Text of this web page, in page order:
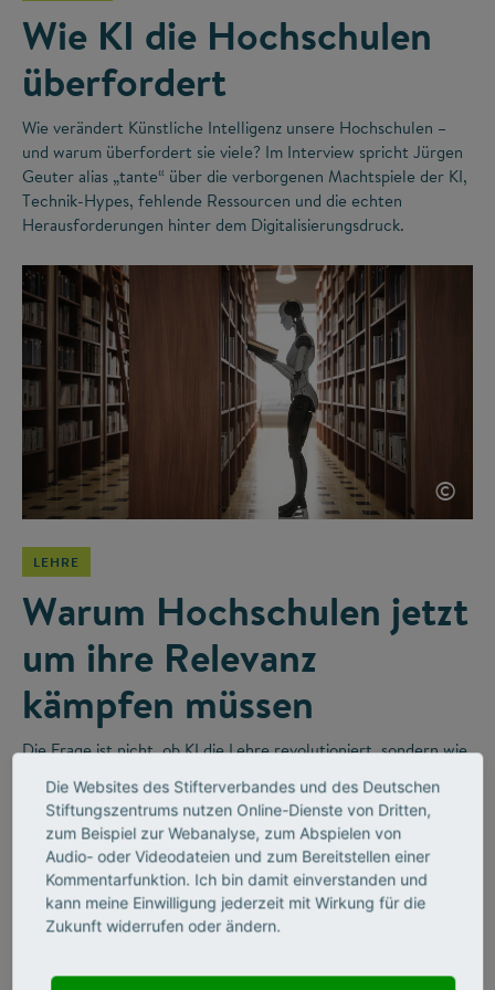
Wie KI die Hochschulen
überfordert
Wie verändert Künstliche Intelligenz unsere Hochschulen –
und warum überfordert sie viele? Im Interview spricht Jürgen
Geuter alias „tante“ über die verborgenen Machtspiele der KI,
Technik-Hypes, fehlende Ressourcen und die echten
Herausforderungen hinter dem Digitalisierungsdruck.
©
LEHRE
Warum Hochschulen jetzt
um ihre Relevanz
kämpfen müssen
Die Frage ist nicht, ob KI die Lehre revolutioniert, sondern wie
Religionswissenschaftler Bernhard Lange vom disruptiven
Wandel in Hochschulen und wie Unternehmen diesen
befeuern werden.
Die Websites des Stifterverbandes und des Deutschen
Stiftungszentrums nutzen Online-Dienste von Dritten,
zum Beispiel zur Webanalyse, zum Abspielen von
Audio- oder Videodateien und zum Bereitstellen einer
Kommentarfunktion. Ich bin damit einverstanden und
kann meine Einwilligung jederzeit mit Wirkung für die
Zukunft widerrufen oder ändern.